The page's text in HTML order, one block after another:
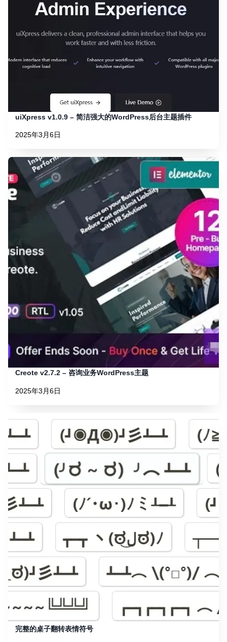
uiXpress v1.0.9 – 简洁强大的WordPress后台主题插件
2025年3月6日
Creote v2.7.2 – 咨询业务WordPress主题
2025年3月6日
完整的桌子翻转表情符号